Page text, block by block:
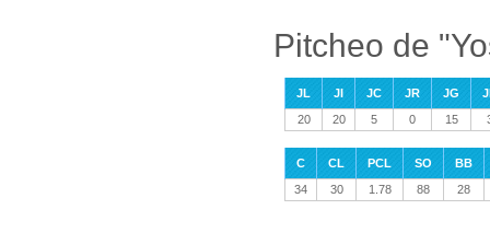
Pitcheo de
JL JI JC JR JG
20
20 5 0 15
C CL PCL SO
BB
34
30 1.78 88 28